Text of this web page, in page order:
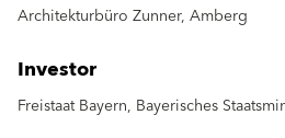
Architekturbüro Zunner, Amberg
Investor
Freistaat Bayern, Bayerisches